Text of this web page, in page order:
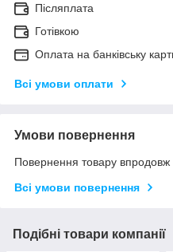
Післяплата
Готівкою
Оплата на банківську
Всі умови оплати
Умови повернення
Повернення товару впродовж
Всі умови повернення
Подібні товари компанії